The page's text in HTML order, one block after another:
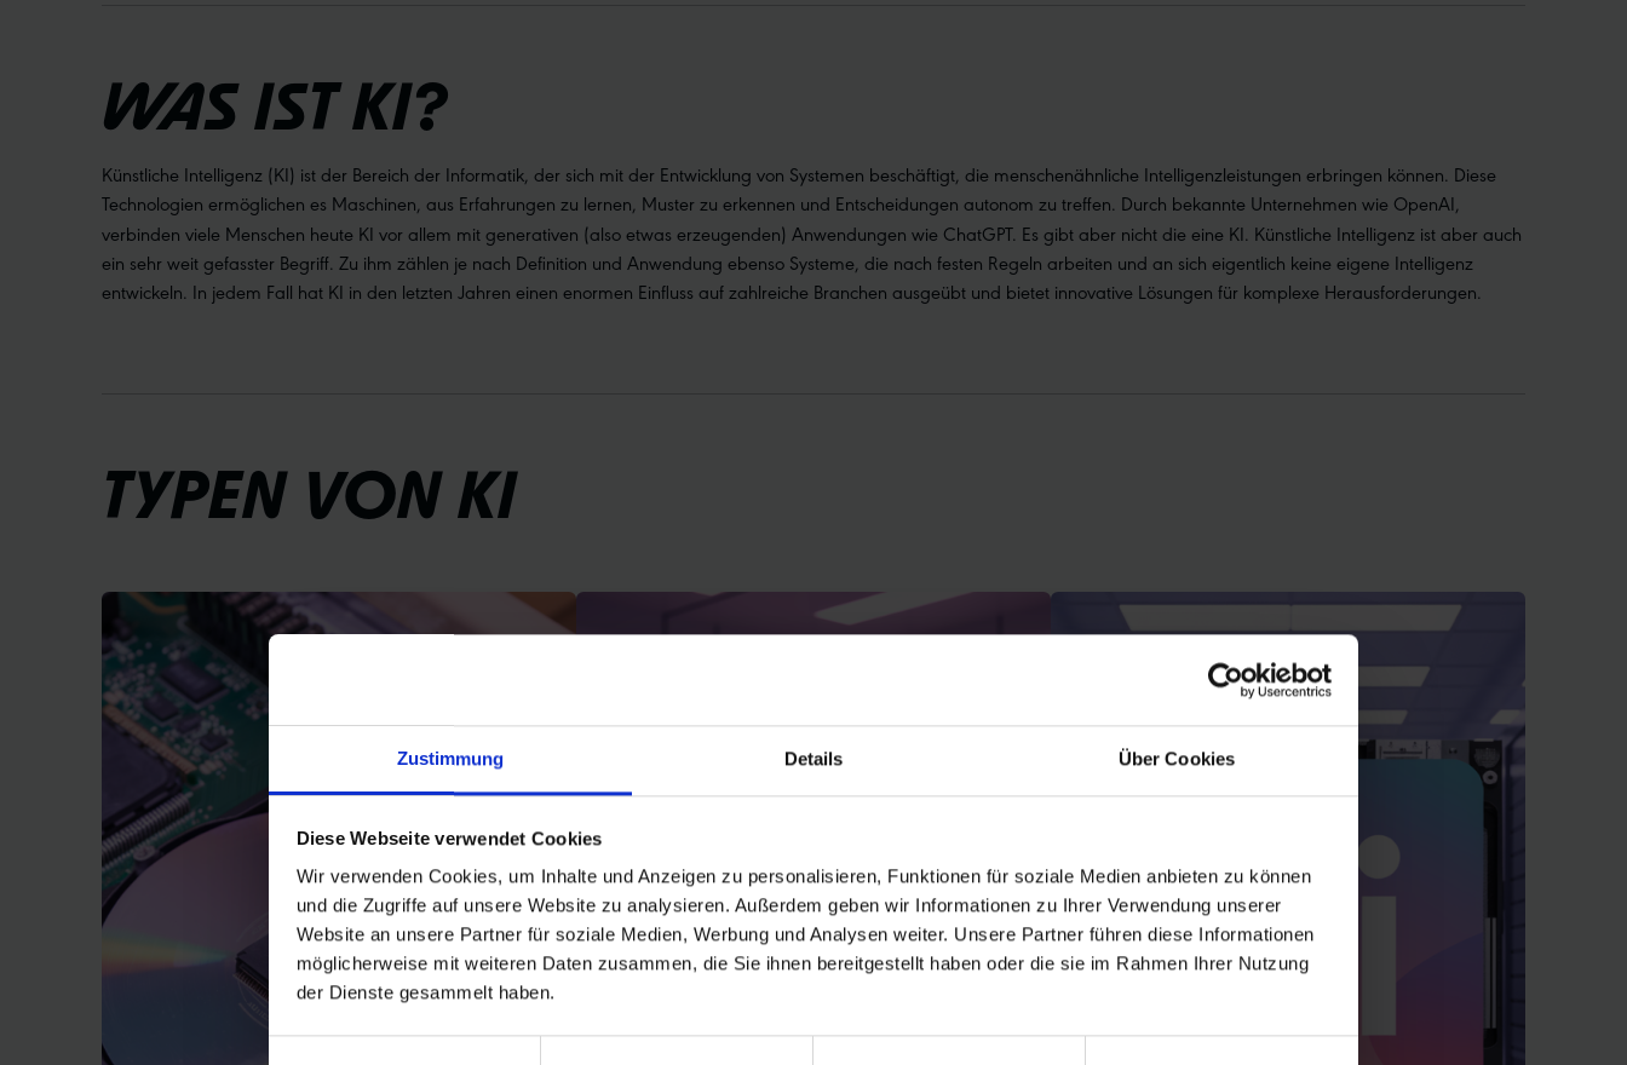
Zustimmung Details Über Cookies
Diese Webseite verwendet Cookies
Wir verwenden Cookies, um Inhalte und Anzeigen zu personalisieren, Funktionen für soziale Medien anbieten zu können
und die Zugriffe auf unsere Website zu analysieren. Außerdem geben wir Informationen zu Ihrer Verwendung unserer
Website an unsere Partner für soziale Medien, Werbung und Analysen weiter. Unsere Partner führen diese Informationen
möglicherweise mit weiteren Daten zusammen, die Sie ihnen bereitgestellt haben oder die sie im Rahmen Ihrer Nutzung
der Dienste gesammelt haben.
WAS IST KI?
Künstliche Intelligenz (KI) ist der Bereich der Informatik, der sich mit der Entwicklung von Systemen beschäftigt, die menschenähnliche Intelligenzleistungen erbringen können. Diese
Technologien ermöglichen es Maschinen, aus Erfahrungen zu lernen, Muster zu erkennen und Entscheidungen autonom zu treffen. Durch bekannte Unternehmen wie OpenAI,
verbinden viele Menschen heute KI vor allem mit generativen (also etwas erzeugenden) Anwendungen wie ChatGPT. Es gibt aber nicht die eine KI. Künstliche Intelligenz ist aber auch
ein sehr weit gefasster Begriff. Zu ihm zählen je nach Definition und Anwendung ebenso Systeme, die nach festen Regeln arbeiten und an sich eigentlich keine eigene Intelligenz
entwickeln. In jedem Fall hat KI in den letzten Jahren einen enormen Einfluss auf zahlreiche Branchen ausgeübt und bietet innovative Lösungen für komplexe Herausforderungen.
TYPEN VON KI